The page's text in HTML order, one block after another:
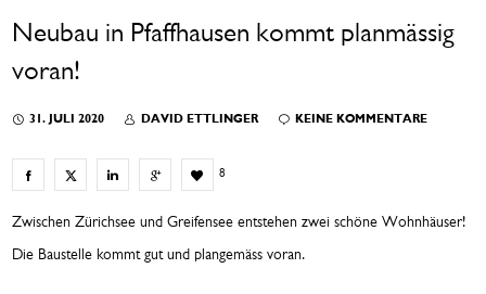
Neubau in Pfaffhausen kommt planmässig
voran!
31. JULI 2020 DAVID ETTLINGER KEINE KOMMENTARE
8
Zwischen Zürichsee und Greifensee entstehen zwei schöne Wohnhäuser!
Die Baustelle kommt gut und plangemäss voran.